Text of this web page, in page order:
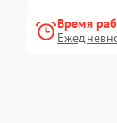
Время